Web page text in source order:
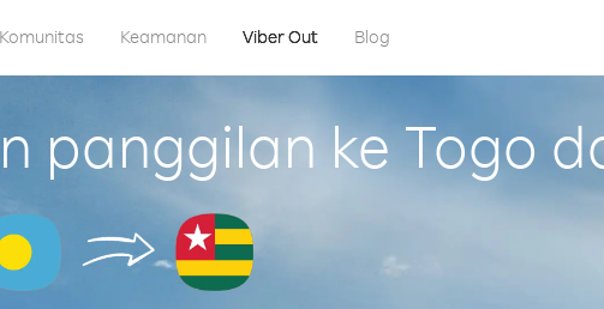
Komunitas Keamanan Viber Out Blog
panggilan ke Togo